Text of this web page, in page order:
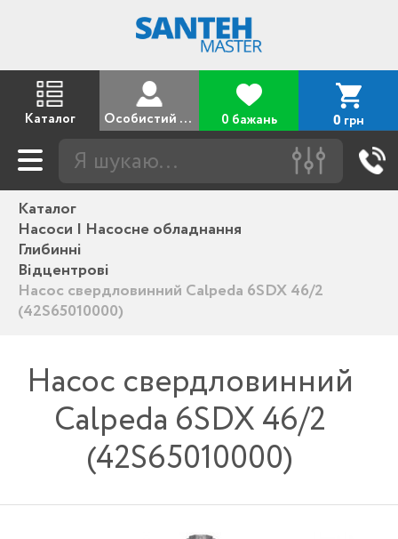
Каталог Особистий кабінет 0 бажань 0 грн
Каталог
Насоси | Насосне обладнання
Глибинні
Відцентрові
Насос свердловинний Calpeda 6SDX 46/2
(42S65010000)
Насос свердловинний
Calpeda 6SDX 46/2
(42S65010000)